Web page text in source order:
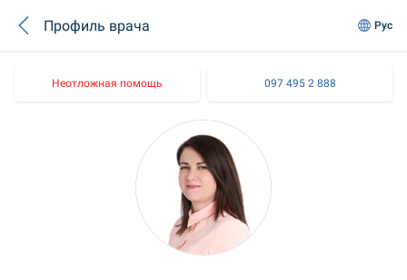
Профиль врача Рус
Неотложная помощь 097 495 2 888